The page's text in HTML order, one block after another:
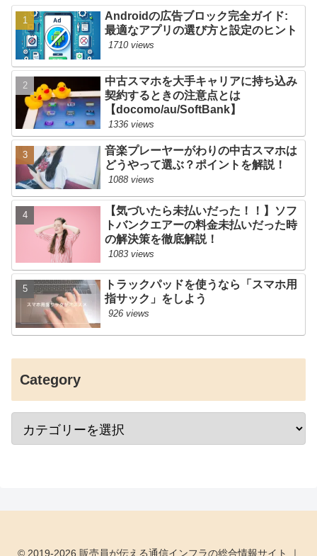
Androidの広告ブロック完全ガイド:
最適なアプリの選び方と設定のヒント
1710 views
中古スマホを大手キャリアに持ち込み
契約するときの注意点とは
【docomo/au/SoftBank】
1336 views
音楽プレーヤーがわりの中古スマホは
どうやって選ぶ？ポイントを解説！
1088 views
【気づいたら未払いだった！！】ソフ
トバンクエアーの料金未払いだった時
の解決策を徹底解説！
1083 views
トラックパッドを使うなら「スマホ用
指サック」をしよう
926 views
Category
© 2019-2026 販売員が伝える通信インフラの総合情報サイト ｜